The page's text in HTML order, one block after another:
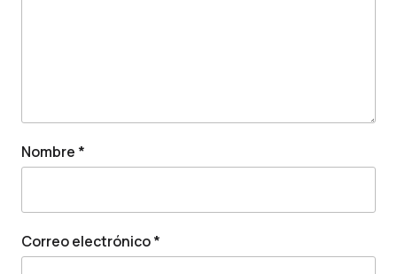
Nombre *
Correo electrónico*